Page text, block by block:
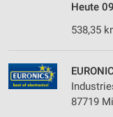
Heute
538,35
87719
Kombinationen
Verwendung
Inhalten